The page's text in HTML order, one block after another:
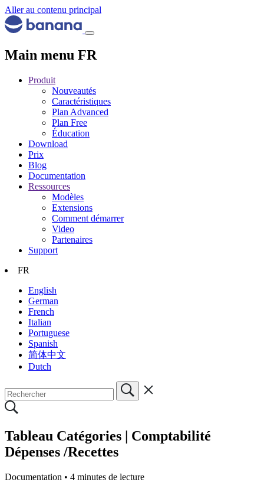
Aller au contenu principal
Main menu FR
Produit
Nouveautés
Caractéristiques
Plan Advanced
Plan Free
Éducation
Download
Prix
Blog
Documentation
Ressources
Modèles
Extensions
Comment démarrer
Video
Partenaires
Support
FR
English
German
French
Italian
Portuguese
Spanish
简体中文
Dutch
Tableau Catégories | Comptabilité
Dépenses /Recettes
Documentation • 4 minutes de lecture